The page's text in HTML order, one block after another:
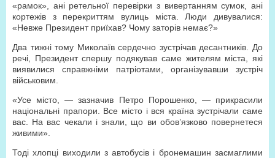
«рамок», ані ретельної перевірки з вивертанням сумок, ані
кортежів з перекриттям вулиць міста. Люди дивувалися:
«Невже Президент приїхав? Чому заторів немає?»
Два тижні тому Миколаїв сердечно зустрічав десантників. До
речі, Президент спершу подякував саме жителям міста, які
виявилися справжніми патріотами, організувавши зустріч
військовим.
«Усе місто, — зазначив Петро Порошенко, — прикрасили
національні прапори. Все місто і вся країна зустрічали саме
вас. На вас чекали і знали, що ви обов’язково повернетеся
живими».
Тоді хлопці виходили з автобусів і бронемашин засмаглими